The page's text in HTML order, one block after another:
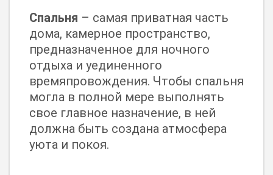
Спальня – самая приватная часть
дома, камерное пространство,
предназначенное для ночного
отдыха и уединенного
времяпровождения. Чтобы спальня
могла в полной мере выполнять
свое главное назначение, в ней
должна быть создана атмосфера
уюта и покоя.